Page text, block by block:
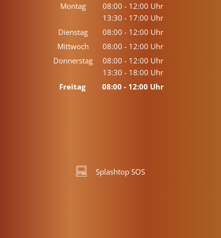
Montag
08:00 - 12:00 Uhr
Von 08:00 bis 12:00 Uhr
13:30 - 17:00 Uhr
Von 13:30 bis 17:00 Uhr
Dienstag 08:00 - 12:00 Uhr
Von 08:00 bis 12:00 Uhr
Mittwoch 08:00 - 12:00 Uhr
Von 08:00 bis 12:00 Uhr
Donnerstag 08:00 - 12:00 Uhr
Von 08:00 bis 12:00 Uhr
13:30 - 18:00 Uhr
Von 13:30 bis 18:00 Uhr
Freitag 08:00 - 12:00 Uhr
Splashtop SOS